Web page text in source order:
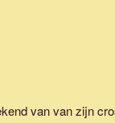
van van zijn